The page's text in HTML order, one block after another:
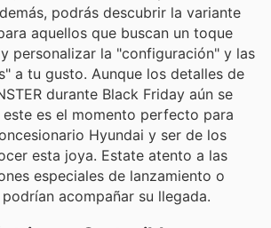
podrás descubrir la variante
aquellos que buscan un toque
personalizar la "configuración" y las
a tu gusto. Aunque los detalles de
durante Black Friday aún se
es el momento perfecto para
Hyundai y ser de los
esta joya. Estate atento a las
especiales de lanzamiento o
acompañar su llegada.